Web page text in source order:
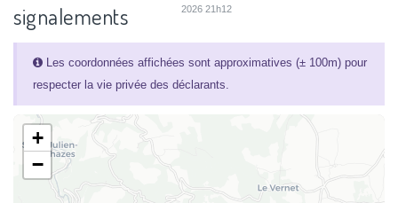
signalements
2026 21h12
Les coordonnées affichées sont approximatives (± 100m) pour
respecter la vie privée des déclarants.
+
−